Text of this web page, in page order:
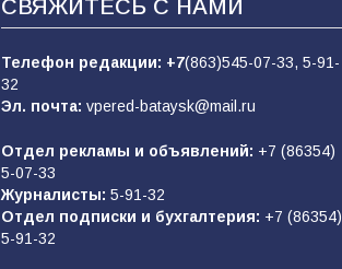
СВЯЖИТЕСЬ С НАМИ
Телефон редакции: +7(863)545-07-33, 5-91-
32
Эл. почта: vpered-bataysk@mail.ru
Отдел рекламы и объявлений: +7 (86354)
5-07-33
Журналисты: 5-91-32
Отдел подписки и бухгалтерия: +7 (86354)
5-91-32